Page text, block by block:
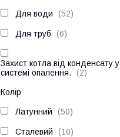
Для води 52
Для труб 6
Захист котла від конденсату у
системі опалення.
2
Колір
Латунний 50
Сталевий 10